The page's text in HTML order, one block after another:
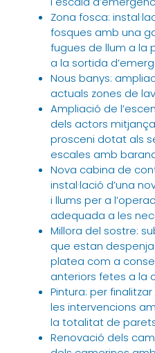
Zona fosca:
fosques amb una
fugues de llum a la
a la sortida
Nous banys:
actuals zones de
Ampliació de
dels actors
prosceni dotat als
escales amb
Nova cabina de
instal·lació d’una
i llums per a
adequada a les
Millora del sostre:
que estan
platea com a
anteriors fetes a la
Pintura: per
les intervencions
la totalitat de
Renovació dels